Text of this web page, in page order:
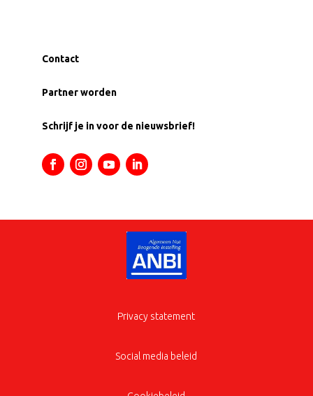
Contact
Partner worden
Schrijf je in voor de nieuwsbrief!
Privacy statement
Social media beleid